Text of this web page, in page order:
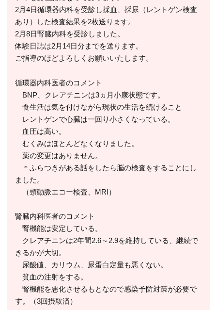
2月4日循環器内科を受診し採血、採尿（レントゲン検査
あり）した検査結果を2枚送ります。
2月8日腎臓内科を受診しました。
体験日誌は2月14日分までを送ります。
ご指導のほどよろしくお願いいたします。
循環器内科医者のコメント
BNP、クレアチニンは3ヵ月小康状態です。
食生活は気を付けながら現状の生活を続けること
レントゲンで心臓は一回り小さくなっている。
血圧は高い。
むくみはほとんどなくなりました。
薬の変更はありません。
＊ふらつきがある話をしたら脳の検査をすることにし
ました。
（頸動脈エコー検査、MRI）
腎臓内科医者のコメント
腎機能は安定している。
クレアチニンは2年間2.6～2.9を維持している、継続で
きるかが大切。
尿酸値、カリウム、尿蛋白定量も悪くない。
貧血の注射をする。
腎機能を悪化させるもとなので感染予防対策が必要で
す。（3回摂取済）